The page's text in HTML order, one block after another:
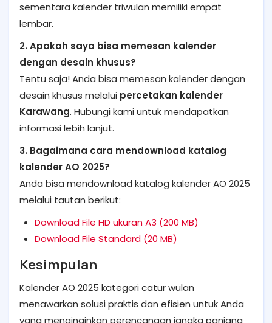
sementara kalender triwulan memiliki empat
lembar.
2. Apakah saya bisa memesan kalender
dengan desain khusus?
Tentu saja! Anda bisa memesan kalender dengan
desain khusus melalui percetakan kalender
Karawang. Hubungi kami untuk mendapatkan
informasi lebih lanjut.
3. Bagaimana cara mendownload katalog
kalender AO 2025?
Anda bisa mendownload katalog kalender AO 2025
melalui tautan berikut:
Download File HD ukuran A3 (200 MB)
Download File Standard (20 MB)
Kesimpulan
Kalender AO 2025 kategori catur wulan
menawarkan solusi praktis dan efisien untuk Anda
yang menginginkan perencanaan jangka panjang